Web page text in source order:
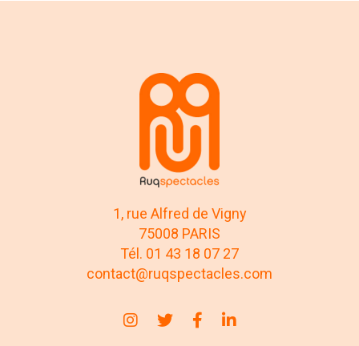
1, rue Alfred de Vigny
75008 PARIS
Tél. 01 43 18 07 27
contact@ruqspectacles.com